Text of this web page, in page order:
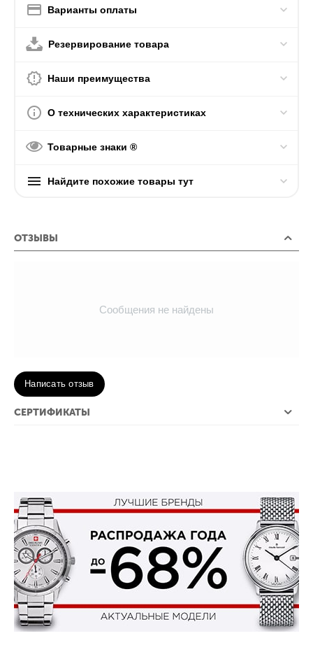
Варианты оплаты
Резервирование товара
Наши преимущества
О технических характеристиках
Товарные знаки ®
Найдите похожие товары тут
ОТЗЫВЫ
Сообщения не найдены
Написать отзыв
СЕРТИФИКАТЫ